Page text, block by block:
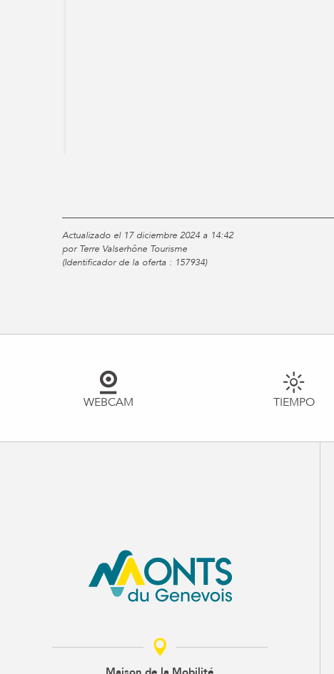
Actualizado el 17 diciembre 2024 a 14:42
por Terre Valserhône Tourisme
(Identificador de la oferta : 157934)
WEBCAM TIEMPO